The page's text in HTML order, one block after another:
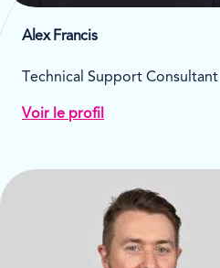
Alex Francis
Technical Support Consultant
Voir le profil